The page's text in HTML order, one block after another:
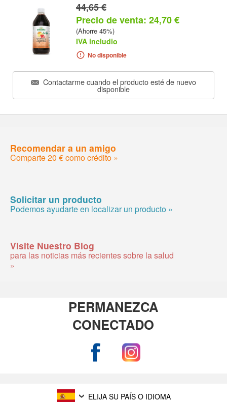
44,65 €
Precio de venta: 24,70 €
(Ahorre 45%)
IVA includio
No disponible
Contactarme cuando el producto esté de nuevo
disponible
Recomendar a un amigo
Comparte 20 € como crédito »
Solicitar un producto
Podemos ayudarte en localizar un producto »
Visite Nuestro Blog
para las noticias más recientes sobre la salud
»
PERMANEZCA
CONECTADO
ELIJA SU PAÍS O IDIOMA